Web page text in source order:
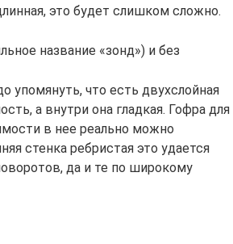
это будет слишком сложно.
название «зонд») и без
упомянуть, что есть двухслойная
а внутри она гладкая. Гофра для
в нее реально можно
стенка ребристая это удается
да и те по широкому